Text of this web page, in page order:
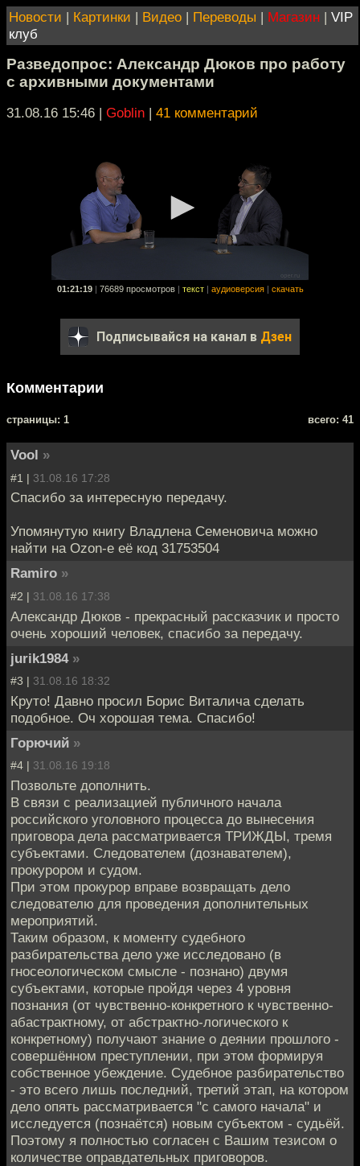
Новости | Картинки | Видео | Переводы | Магазин | VIP
клуб
Разведопрос: Александр Дюков про работу
с архивными документами
31.08.16 15:46 | Goblin | 41 комментарий
01:21:19 76689 просмотров текст аудиоверсия скачать
Подписывайся на канал в Дзен
Комментарии
cтраницы: 1 всего: 41
Vool »
#1 | 31.08.16 17:28
Спасибо за интересную передачу.
Упомянутую книгу Владлена Семеновича можно
найти на Ozon-е её код 31753504
Ramiro »
#2 | 31.08.16 17:38
Александр Дюков - прекрасный рассказчик и просто
очень хороший человек, спасибо за передачу.
jurik1984 »
#3 | 31.08.16 18:32
Круто! Давно просил Борис Виталича сделать
подобное. Оч хорошая тема. Спасибо!
Горючий »
#4 | 31.08.16 19:18
Позвольте дополнить.
В связи с реализацией публичного начала
российского уголовного процесса до вынесения
приговора дела рассматривается ТРИЖДЫ, тремя
субъектами. Следователем (дознавателем),
прокурором и судом.
При этом прокурор вправе возвращать дело
следователю для проведения дополнительных
мероприятий.
Таким образом, к моменту судебного
разбирательства дело уже исследовано (в
гносеологическом смысле - познано) двумя
субъектами, которые пройдя через 4 уровня
познания (от чувственно-конкретного к чувственно-
абастрактному, от абстрактно-логического к
конкретному) получают знание о деянии прошлого -
совершённом преступлении, при этом формируя
собственное убеждение. Судебное разбирательство
- это всего лишь последний, третий этап, на котором
дело опять рассматривается "с самого начала" и
исследуется (познаётся) новым субъектом - судьёй.
Поэтому я полностью согласен с Вашим тезисом о
количестве оправдательных приговоров.